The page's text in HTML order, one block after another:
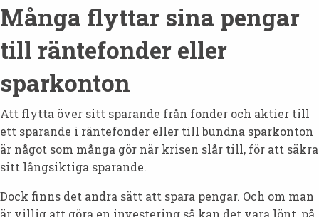
Många flyttar sina pengar
till räntefonder eller
sparkonton
Att flytta över sitt sparande från fonder och aktier till
ett sparande i räntefonder eller till bundna sparkonton
är något som många gör när krisen slår till, för att säkra
sitt långsiktiga sparande.
Dock finns det andra sätt att spara pengar. Och om man
är villig att göra en investering så kan det vara lönt, på